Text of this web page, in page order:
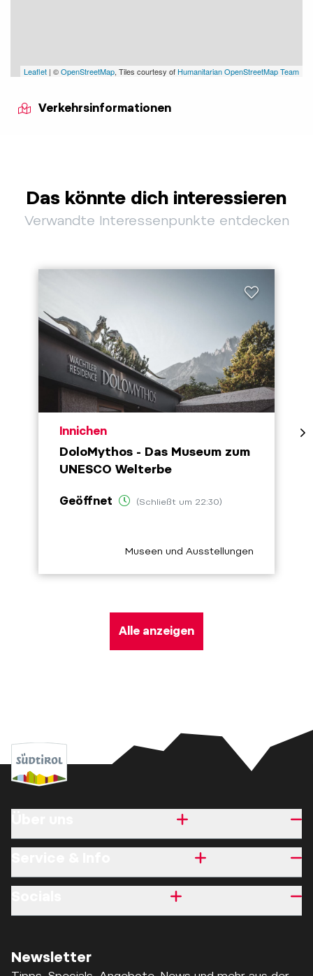
Leaflet | ©OpenStreetMap, Tiles courtesy of Humanitarian OpenStreetMap Team
Verkehrsinformationen
Das könnte dich interessieren
Verwandte Interessenpunkte entdecken
aria.poi_location_prefix
Innichen
DoloMythos - Das Museum zum
UNESCO Welterbe
Geöffnet (Schließt um 22:30)
aria.poi_category_prefix
Museen und Ausstellungen
Alle anzeigen
Newsletter